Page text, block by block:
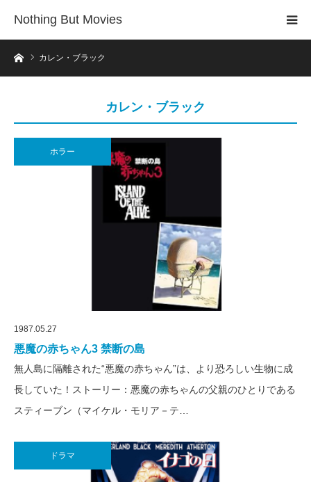
Nothing But Movies
ホームカレン・ブラック
カレン・ブラック
ホラー
1987.05.27
悪魔の赤ちゃん3 禁断の島
無人島に隔離された“悪魔の赤ちゃん”は、より恐ろしい生物に成
長していた！ストーリー：悪魔の赤ちゃんの父親のひとりである
スティーブン（マイケル・モリア－テ…
ドラマ